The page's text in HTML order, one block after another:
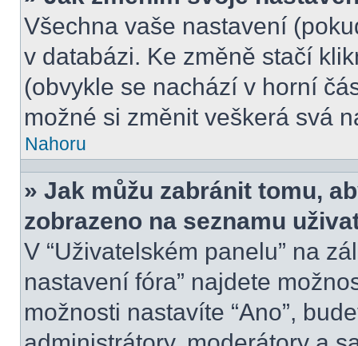
Všechna vaše nastavení
v databázi. Ke změně stačí
(obvykle se nachází v horní
možné si změnit veškerá svá
Nahoru
» Jak můžu zabránit tomu,
zobrazeno na seznamu
V “Uživatelském panelu” na
nastavení fóra” najdete
možnosti nastavíte “Ano”,